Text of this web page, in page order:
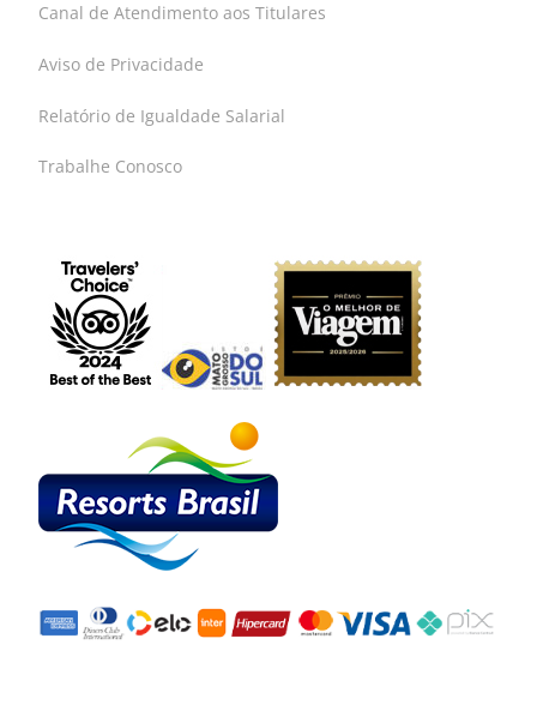
Canal de Atendimento aos Titulares
Aviso de Privacidade
Relatório de Igualdade Salarial
Trabalhe Conosco